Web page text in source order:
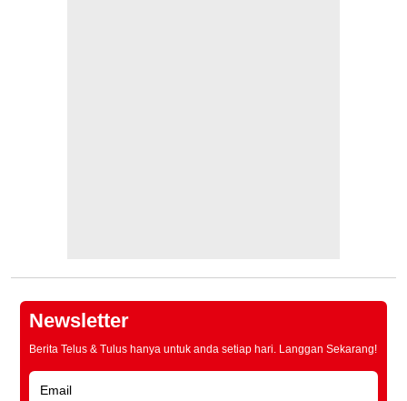
Newsletter
Berita Telus & Tulus hanya untuk anda setiap hari. Langgan Sekarang!